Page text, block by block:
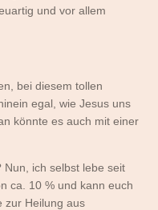
und vor allem
bei diesem tollen
egal, wie Jesus uns
könnte es auch mit einer
ich selbst lebe seit
ca. 10 % und kann euch
zur Heilung aus